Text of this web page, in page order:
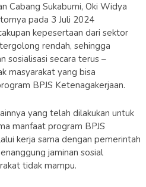
Cabang Sukabumi, Oki Widya
pada 3 Juli 2024
kepesertaan dari sektor
rendah, sehingga
sosialisasi secara terus –
masyarakat yang bisa
BPJS Ketenagakerjaan.
yang telah dilakukan untuk
manfaat program BPJS
kerja sama dengan pemerintah
jaminan sosial
tidak mampu.